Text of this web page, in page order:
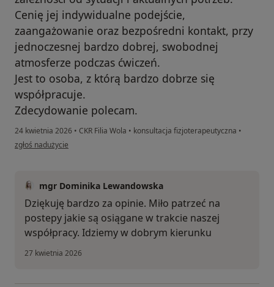
Cenię jej indywidualne podejście,
zaangażowanie oraz bezpośredni kontakt, przy
jednoczesnej bardzo dobrej, swobodnej
atmosferze podczas ćwiczeń.
Jest to osoba, z którą bardzo dobrze się
współpracuje.
Zdecydowanie polecam.
24 kwietnia 2026 • CKR Filia Wola • konsultacja fizjoterapeutyczna •
w opinii użytkownika Hubert Lewiński
zgłoś nadużycie
mgr Dominika Lewandowska
Dziękuję bardzo za opinie. Miło patrzeć na
postepy jakie są osiągane w trakcie naszej
współpracy. Idziemy w dobrym kierunku
27 kwietnia 2026